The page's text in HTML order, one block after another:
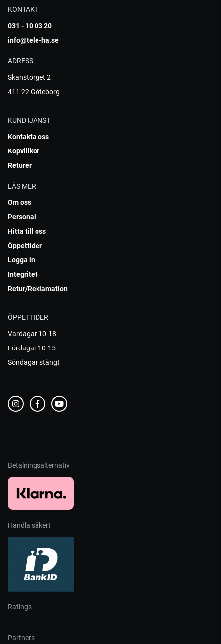
KONTAKT
031 - 10 03 20
info@tele-ha.se
ADRESS
Skanstorget 2
411 22 Göteborg
KUNDTJÄNST
Kontakta oss
Köpvillkor
Returer
LÄS MER
Om oss
Personal
Hitta till oss
Öppettider
Logga in
Integritet
Retur/Reklamation
ÖPPETTIDER
Vardagar 10-18
Lördagar 10-15
Söndagar stängt
Betalningsalternativ
Handla säkert
Ratings
Partners